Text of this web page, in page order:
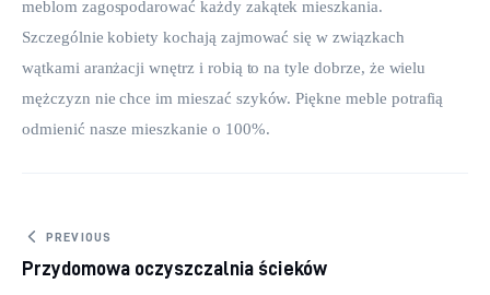
meblom zagospodarować każdy zakątek mieszkania.
Szczególnie kobiety kochają zajmować się w związkach
wątkami aranżacji wnętrz i robią to na tyle dobrze, że wielu
mężczyzn nie chce im mieszać szyków. Piękne meble potrafią
odmienić nasze mieszkanie o 100%.
Nawigacja wpisu
PREVIOUS
Przydomowa oczyszczalnia ścieków